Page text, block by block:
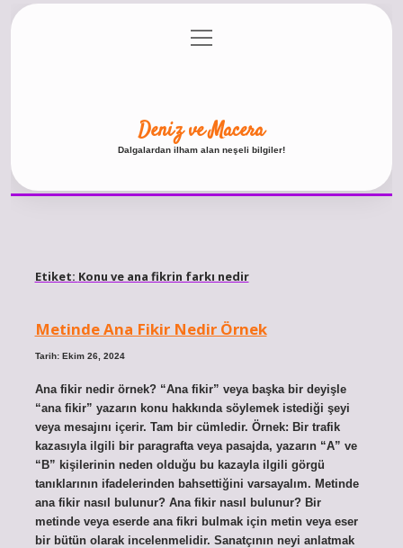
Gizlilik Politikası
menüyü
aç
Deniz ve Macera
Dalgalardan ilham alan neşeli bilgiler!
Etiket: Konu ve ana fikrin farkı nedir
Metinde Ana Fikir Nedir Örnek
Tarih: Ekim 26, 2024
Ana fikir nedir örnek? “Ana fikir” veya başka bir deyişle
“ana fikir” yazarın konu hakkında söylemek istediği şeyi
veya mesajını içerir. Tam bir cümledir. Örnek: Bir trafik
kazasıyla ilgili bir paragrafta veya pasajda, yazarın “A” ve
“B” kişilerinin neden olduğu bu kazayla ilgili görgü
tanıklarının ifadelerinden bahsettiğini varsayalım. Metinde
ana fikir nasıl bulunur? Ana fikir nasıl bulunur? Bir
metinde veya eserde ana fikri bulmak için metin veya eser
bir bütün olarak incelenmelidir. Sanatçının neyi anlatmak